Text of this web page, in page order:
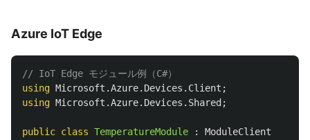
Azure IoT Edge
// IoT Edge モジュール例（C#）
using Microsoft.Azure.Devices.Client ;
using Microsoft.Azure.Devices.Shared ;
public class TemperatureModule :
ModuleClient